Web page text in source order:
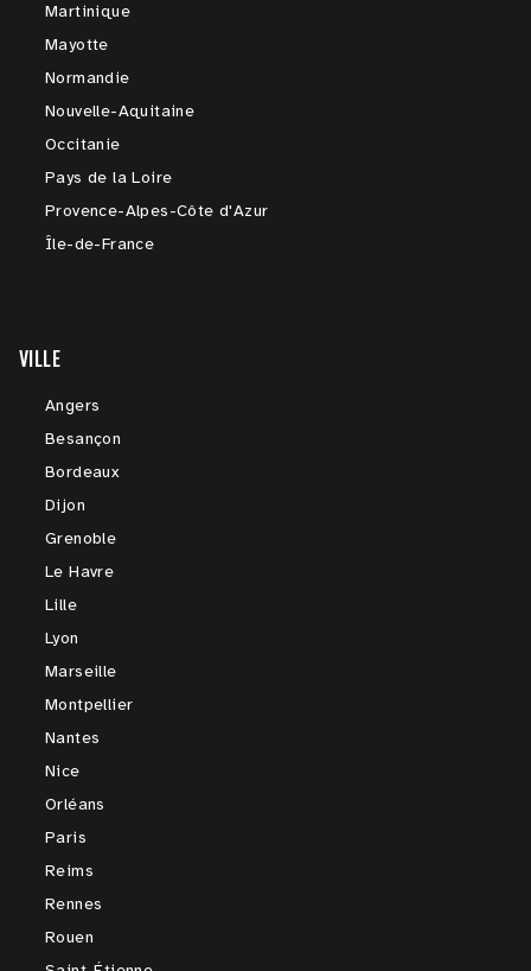
Martinique
Mayotte
Normandie
Nouvelle-Aquitaine
Occitanie
Pays de la Loire
Provence-Alpes-Côte d'Azur
Île-de-France
VILLE
Angers
Besançon
Bordeaux
Dijon
Grenoble
Le Havre
Lille
Lyon
Marseille
Montpellier
Nantes
Nice
Orléans
Paris
Reims
Rennes
Rouen